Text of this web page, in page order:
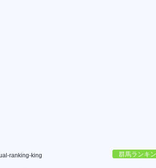
ranking-king 群馬ランキ